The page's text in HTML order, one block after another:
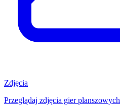
Zdjęcia
Przeglądaj zdjęcia gier planszowych